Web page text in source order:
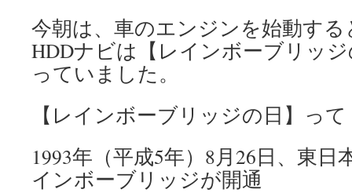
今朝は、車のエンジンを始動す
HDDナビは【レインボーブリッ
っていました。
【レインボーブリッジの日】って
1993年（平成5年）8月26日、東
インボーブリッジが開通